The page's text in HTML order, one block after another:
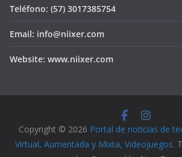
Teléfono: (57) 3017385754
Email: info@niixer.com
Website: www.niixer.com
Copyright © 2026 Portal de noticias de
Virtual, Aumentada y Mixta, Videojuegos.